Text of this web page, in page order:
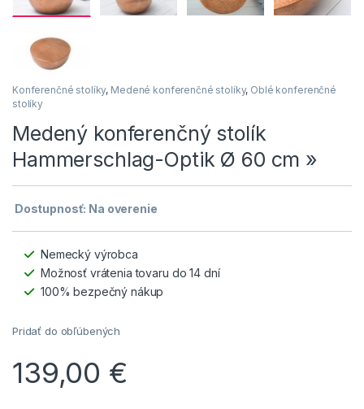
Konferenčné stolíky, Medené konferenčné stolíky, Oblé konferenčné
stolíky
Medený konferenčný stolík
Hammerschlag-Optik Ø 60 cm »
Dostupnosť: Na overenie
Nemecký výrobca
Možnosť vrátenia tovaru do 14 dní
100% bezpečný nákup
Pridať do obľúbených
139,00 €